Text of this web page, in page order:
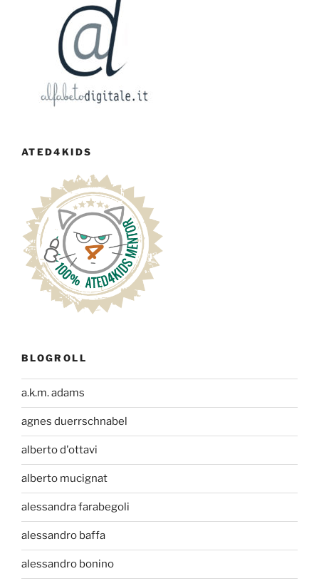
ATED4KIDS
BLOGROLL
a.k.m. adams
agnes duerrschnabel
alberto d'ottavi
alberto mucignat
alessandra farabegoli
alessandro baffa
alessandro bonino